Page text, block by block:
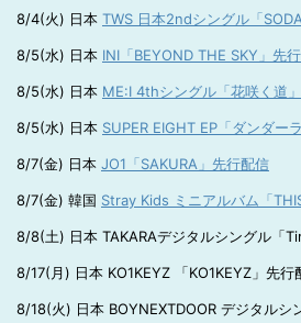
8/4(火) 日本 TWS 日本2ndシングル「SODA
8/5(水) 日本 INI「BEYOND THE SKY」先
8/5(水) 日本 ME:I 4thシングル「花咲く道」
8/5(水) 日本 SUPER EIGHT EP「ダンダーラ
8/7(金) 日本 JO1「SAKURA」先行配信
8/7(金) 韓国 Stray Kids ミニアルバム「
8/8(土) 日本 TAKARAデジタルシングル「
8/17(月) 日本 KO1KEYZ 「KO1KEYZ」先行
8/18(火) 日本 BOYNEXTDOOR デジタルシ